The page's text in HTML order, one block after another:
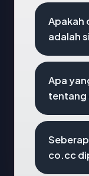
Apakah
adalah
Apa
co.cc